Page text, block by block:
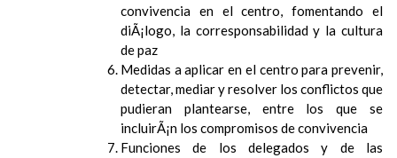
convivencia en el centro, fomentando el
diÃ¡logo, la corresponsabilidad y la cultura
de paz
Medidas a aplicar en el centro para prevenir,
detectar, mediar y resolver los conflictos que
pudieran plantearse, entre los que se
incluirÃ¡n los compromisos de convivencia
Funciones de los delegados y de las